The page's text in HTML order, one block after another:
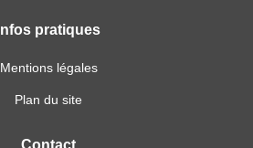
Infos pratiques
Mentions légales
Plan du site